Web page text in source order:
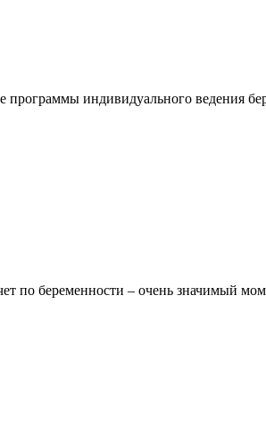
индивидуального ведения
по беременности – очень значимый